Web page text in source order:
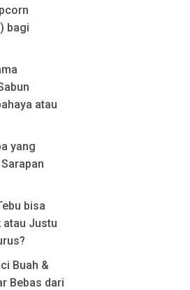
bagi
atau
yang
bisa
atau Justu
Buah &
Bebas dari